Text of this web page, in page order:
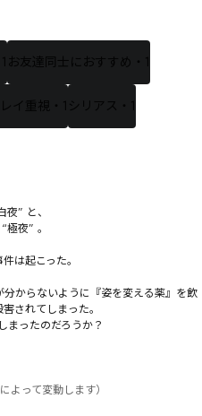
お友達同士におすすめ・1
イ重視・1 シリアス・1
” と、
極夜” 。
は起こった。
からないように『姿を変える薬』を飲
されてしまった。
まったのだろうか？
って変動します）